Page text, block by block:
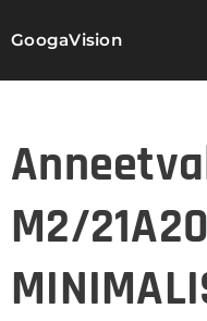
GoogaVision
M2/